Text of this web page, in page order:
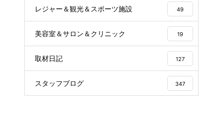
レジャー＆観光＆スポーツ施設 49
美容室＆サロン＆クリニック 19
取材日記 127
スタッフブログ 347